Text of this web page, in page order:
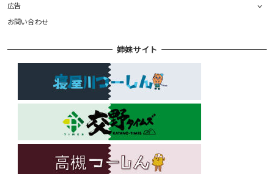
広告
お問い合わせ
姉妹サイト